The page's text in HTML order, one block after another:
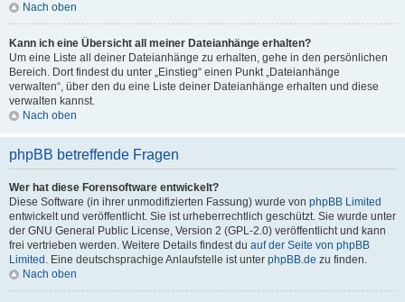
Nach oben
Kann ich eine Übersicht all meiner Dateianhänge erhalten?
Um eine Liste all deiner Dateianhänge zu erhalten, gehe in den persönlichen
Bereich. Dort findest du unter „Einstieg“ einen Punkt „Dateianhänge
verwalten“, über den du eine Liste deiner Dateianhänge erhalten und diese
verwalten kannst.
Nach oben
phpBB betreffende Fragen
Wer hat diese Forensoftware entwickelt?
Diese Software (in ihrer unmodifizierten Fassung) wurde von phpBB Limited
entwickelt und veröffentlicht. Sie ist urheberrechtlich geschützt. Sie wurde unter
der GNU General Public License, Version 2 (GPL-2.0) veröffentlicht und kann
frei vertrieben werden. Weitere Details findest du auf der Seite von phpBB
Limited . Eine deutschsprachige Anlaufstelle ist unter phpBB.de zu finden.
Nach oben